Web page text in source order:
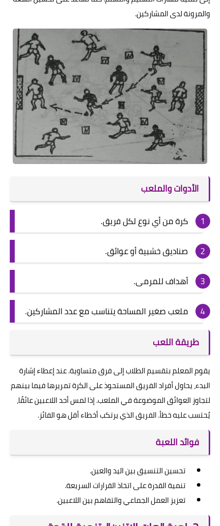
والمرونة لدى المشاركين.
الأدوات والملعب
كرة من أي نوع لكل فريق.
صناديق خشبية أو عوائق.
أهداف للمرمى.
ملعب صغير المساحة يتناسب مع عدد المشاركين.
طريقة اللعب
يقوم المعلم بتقسيم الطلاب إلى فرق متساوية. عند إعطاء إشارة
البدء، يحاول أفراد الفريق المستحوذ على الكرة تمريرها فيما بينهم
لتجاوز العوائق الموضوعة في الملعب. إذا لمس أحد اللاعبين عائقًا،
يُحتسب عليه خطأ. الفريق الذي يرتكب أخطاء أقل هو الفائز.
فوائد اللعبة
تحسين التنسيق بين اليد والعين.
تنمية القدرة على اتخاذ القرارات السريعة.
تعزيز العمل الجماعي والتفاهم بين اللاعبين.